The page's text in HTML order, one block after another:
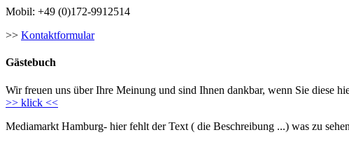
Mobil: +49 (0)172-9912514
>> Kontaktformular
Gästebuch
Wir freuen uns über Ihre Meinung und sind Ihnen dankbar, wenn Sie diese
>> klick <<
Mediamarkt Hamburg- hier fehlt der Text ( die Beschreibung ...) was zu